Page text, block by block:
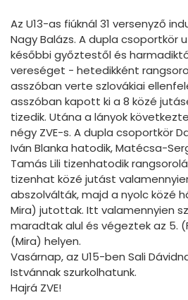
Az U13-as fiúknál 31 versenyző
Nagy Balázs. A dupla csoportkör
későbbi győztestől és
vereséget - hetedikként
asszóban verte szlovákiai
asszóban kapott ki a 8 közé
tizedik. Utána a lányok
négy ZVE-s. A dupla csoportkör
Iván Blanka hatodik, Matécsa-
Tamás Lili tizenhatodik
tizenhat közé jutást
abszolválták, majd a nyolc közé
Mira) jutottak. Itt valamennyien
maradtak alul és végeztek az 5.
(Mira) helyen.
Vasárnap, az U15-ben Sali
Istvánnak szurkolhatunk.
Hajrá ZVE!